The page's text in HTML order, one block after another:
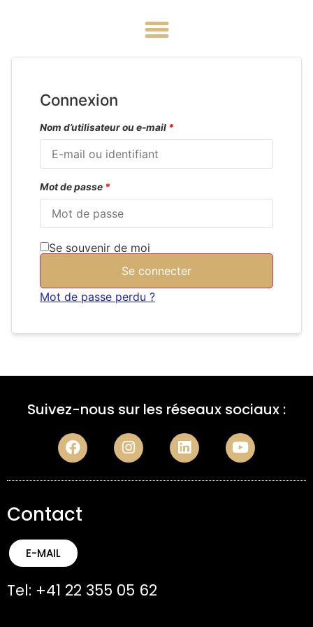
Connexion
Nom d’utilisateur ou e-mail *
Mot de passe *
Se souvenir de moi
Se connecter
Mot de passe perdu ?
Suivez-nous sur les réseaux sociaux :
Contact
E-MAIL
Tel: +41 22 355 05 62